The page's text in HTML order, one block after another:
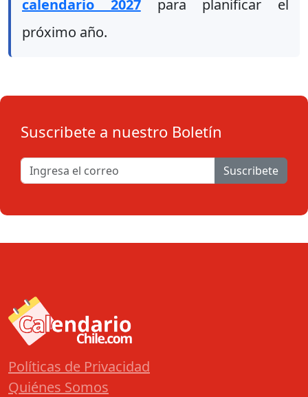
calendario 2027para planificar el
próximo año.
Suscribete a nuestro Boletín
Suscribete
Políticas de Privacidad
Quiénes Somos